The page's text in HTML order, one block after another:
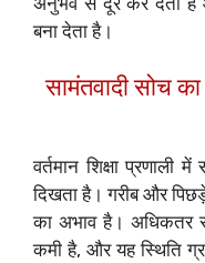
बना देता है।
सामंतवादी सोच
वर्तमान शिक्षा
दिखता है। गरीब और पिछड़े
का अभाव है। अधिकतर
कमी है, और यह स्थिति